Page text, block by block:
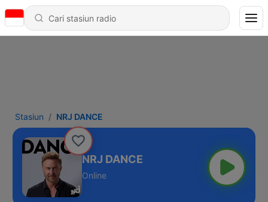
Stasiun NRJ DANCE
NRJ DANCE
Online